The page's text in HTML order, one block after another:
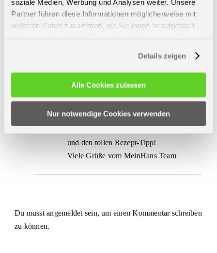
soziale Medien, Werbung und Analysen weiter. Unsere
Partner führen diese Informationen möglicherweise mit
weiteren Daten zusammen, die Sie ihnen bereitgestellt
Details zeigen
Alle Cookies zulassen
Nur notwendige Cookies verwenden
Andrea 8. März 2022 um 17:52 Uhr Zum Antworten anmelden
Hallo,
MeinHans 9. März 2022 um 10:28 Uhr Zum Antworten anmelden
und den tollen Rezept-Tipp!
Viele Grüße vom MeinHans Team
Du musstangemeldet sein, um einen Kommentar schreiben
zu können.